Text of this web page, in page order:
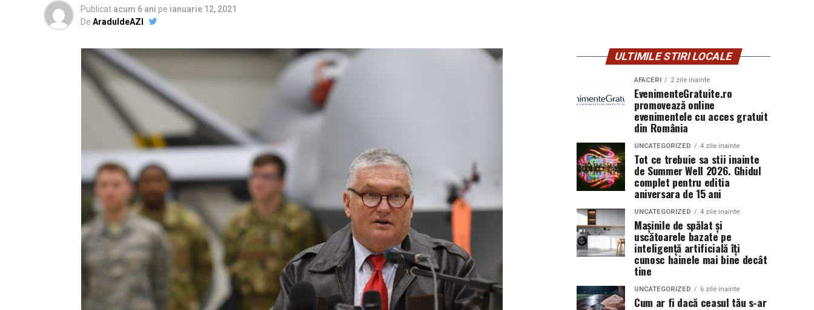
Publicat acum 6 ani pe ianuarie 12, 2021
De AraduldeAZI
ULTIMILE STIRI LOCALE
AFACERI 2 zile inainte
EvenimenteGratuite.ro
promovează online
evenimentele cu acces gratuit
din România
UNCATEGORIZED 4 zile inainte
Tot ce trebuie sa stii inainte
de Summer Well 2026. Ghidul
complet pentru editia
aniversara de 15 ani
UNCATEGORIZED 4 zile inainte
Mașinile de spălat și
uscătoarele bazate pe
inteligență artificială îți
cunosc hainele mai bine decât
tine
UNCATEGORIZED 6 zile inainte
Cum ar fi dacă ceasul tău s-ar